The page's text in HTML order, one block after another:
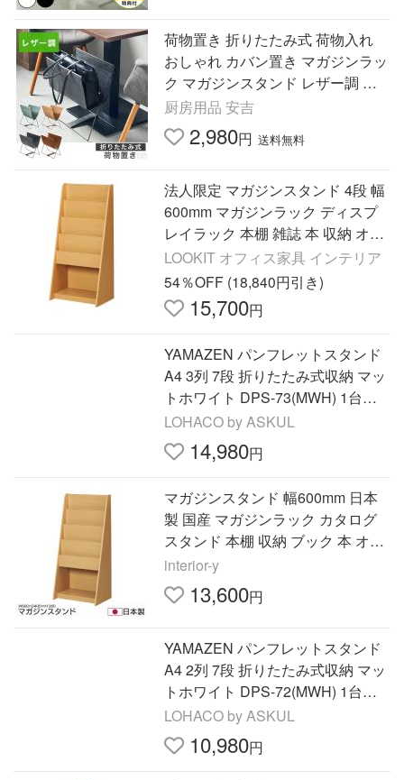
荷物置き 折りたたみ式 荷物入れ
おしゃれ カバン置き マガジンラッ
ク マガジンスタンド レザー調 ソ
ファ横 テーブル横 ベッド脇 玄関
収納
厨房用品 安吉
2,980円 送料無料
法人限定 マガジンスタンド 4段 幅
600mm マガジンラック ディスプ
レイラック 本棚 雑誌 本 収納 オフ
ィス 店舗 学校 子供 図書館 おしゃ
れ 日本製 PAN-11
LOOKIT オフィス家具 インテリア
54％OFF (18,840円引き)
15,700円
YAMAZEN パンフレットスタンド
A4 3列 7段 折りたたみ式収納 マッ
トホワイト DPS-73(MWH) 1台
（直送品）
LOHACO by ASKUL
14,980円
マガジンスタンド 幅600mm 日本
製 国産 マガジンラック カタログ
スタンド 本棚 収納 ブック 本 オフ
ィス エントランス 受付ロビー 待
合室 休憩所 PAN-11
interior-y
13,600円
YAMAZEN パンフレットスタンド
A4 2列 7段 折りたたみ式収納 マッ
トホワイト DPS-72(MWH) 1台
（直送品）
LOHACO by ASKUL
10,980円